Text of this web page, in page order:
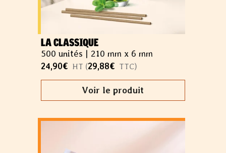
LA CLASSIQUE
500 unités | 210 mm x 6 mm
24,90€ HT (29,88€ TTC)
Voir le produit